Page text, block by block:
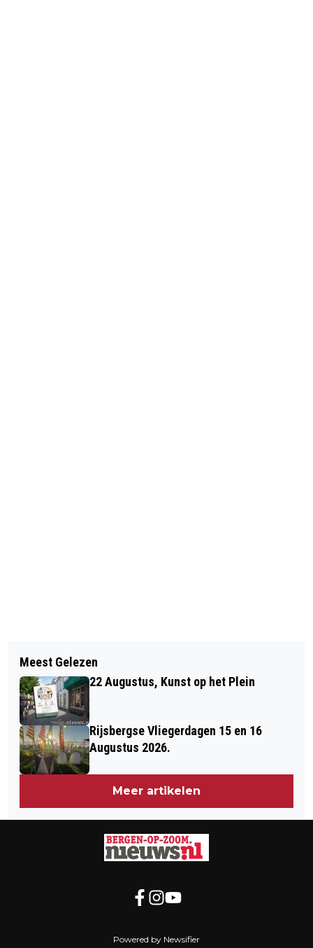
CDA BRENGT LUISTERVERSIE VAN
VERKIEZINGSPROGRAMMA UIT OP CD
VAN WERKLOZE NAAR SCHILDER
Meest Gelezen
22 Augustus, Kunst op het Plein
Rijsbergse Vliegerdagen 15 en 16
Augustus 2026.
Meer artikelen
Powered by Newsifier